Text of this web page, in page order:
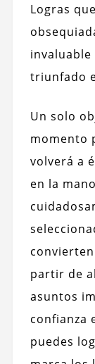
Logras
triunfado
Un solo
momento
volverá a
en la
partir de
asuntos
confianza
puedes